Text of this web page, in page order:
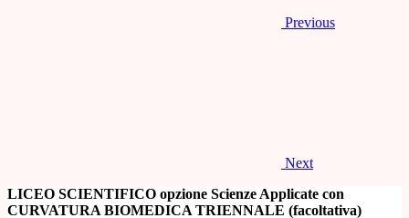
Previous
Next
LICEO SCIENTIFICO opzione Scienze Applicate con
CURVATURA BIOMEDICA TRIENNALE (facoltativa)